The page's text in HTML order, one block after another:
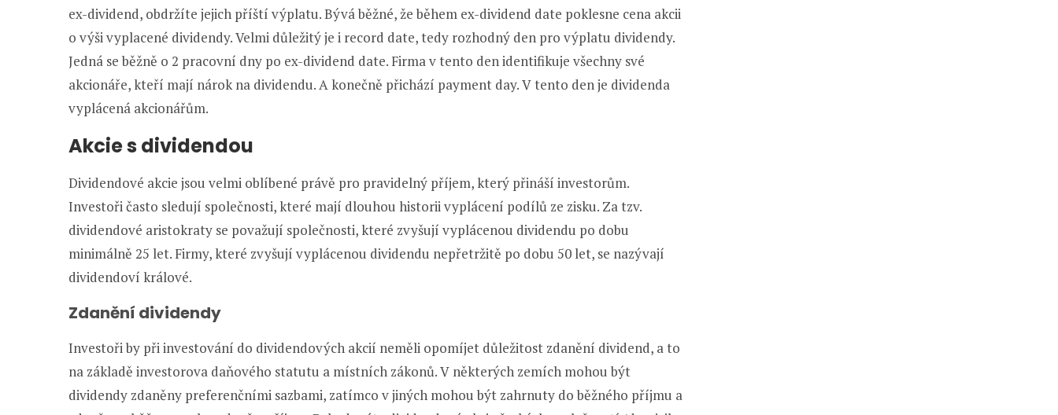
ex-dividend, obdržíte jejich příští výplatu. Bývá běžné, že během ex-dividend date poklesne cena akcii
o výši vyplacené dividendy. Velmi důležitý je i record date, tedy rozhodný den pro výplatu dividendy.
Jedná se běžně o 2 pracovní dny po ex-dividend date. Firma v tento den identifikuje všechny své
akcionáře, kteří mají nárok na dividendu. A konečně přichází payment day. V tento den je dividenda
vyplácená akcionářům.
Akcie s dividendou
Dividendové akcie jsou velmi oblíbené právě pro pravidelný příjem, který přináší investorům.
Investoři často sledují společnosti, které mají dlouhou historii vyplácení podílů ze zisku. Za tzv.
dividendové aristokraty se považují společnosti, které zvyšují vyplácenou dividendu po dobu
minimálně 25 let. Firmy, které zvyšují vyplácenou dividendu nepřetržitě po dobu 50 let, se nazývají
dividendoví králové.
Zdanění dividendy
Investoři by při investování do dividendových akcií neměli opomíjet důležitost zdanění dividend, a to
na základě investorova daňového statutu a místních zákonů. V některých zemích mohou být
dividendy zdaněny preferenčními sazbami, zatímco v jiných mohou být zahrnuty do běžného příjmu a